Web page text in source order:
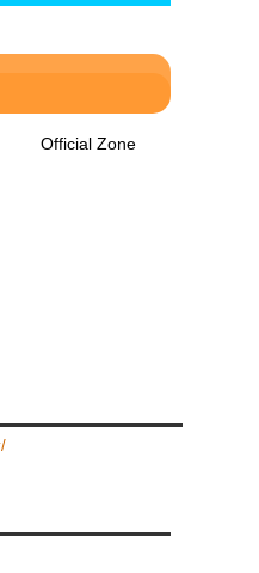
Official Zone